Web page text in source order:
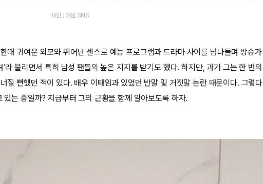
사진 : 예원 SNS
때 귀여운 외모와 뛰어난 센스로 예능 프로그램과 드라마 사이를 넘나들며 방송가
라 불리면서 특히 남성 팬들의 높은 지지를 받기도 했다. 하지만, 과거 그는 한 번의
질 뻔했던 적이 있다. 배우 이태임과 있었던 반말 및 거짓말 논란 때문이다. 그렇다
는 중일까? 지금부터 그의 근황을 함께 알아보도록 하자.